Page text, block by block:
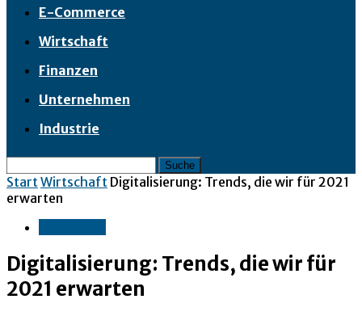
E-Commerce
Wirtschaft
Finanzen
Unternehmen
Industrie
Start Wirtschaft Digitalisierung: Trends, die wir für 2021
erwarten
Digitalisierung: Trends, die wir für
2021 erwarten